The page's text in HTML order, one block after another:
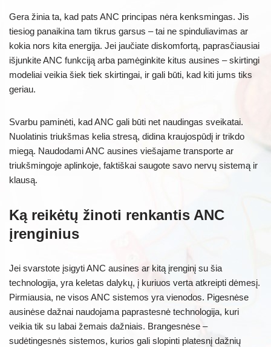
Gera žinia ta, kad pats ANC principas nėra kenksmingas. Jis
tiesiog panaikina tam tikrus garsus – tai ne spinduliavimas ar
kokia nors kita energija. Jei jaučiate diskomfortą, paprasčiausiai
išjunkite ANC funkciją arba pamėginkite kitus ausines – skirtingi
modeliai veikia šiek tiek skirtingai, ir gali būti, kad kiti jums tiks
geriau.
Svarbu paminėti, kad ANC gali būti net naudingas sveikatai.
Nuolatinis triukšmas kelia stresą, didina kraujospūdį ir trikdo
miegą. Naudodami ANC ausines viešajame transporte ar
triukšmingoje aplinkoje, faktiškai saugote savo nervų sistemą ir
klausą.
Ką reikėtų žinoti renkantis ANC
įrenginius
Jei svarstote įsigyti ANC ausines ar kitą įrenginį su šia
technologija, yra keletas dalykų, į kuriuos verta atkreipti dėmesį.
Pirmiausia, ne visos ANC sistemos yra vienodos. Pigesnėse
ausinėse dažnai naudojama paprastesnė technologija, kuri
veikia tik su labai žemais dažniais. Brangesnėse –
sudėtingesnės sistemos, kurios gali slopinti platesnį dažnių